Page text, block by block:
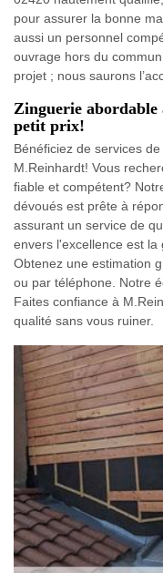
pour assurer la bonne
aussi un personnel
ouvrage hors du
projet ; nous saurons
Zinguerie
petit prix!
Bénéficiez de services
M.Reinhardt! Vous
fiable et compétent?
dévoués est prête à
assurant un service de
envers l'excellence est
Obtenez une estimation
ou par téléphone. Notre
Faites confiance à
qualité sans vous ruiner.